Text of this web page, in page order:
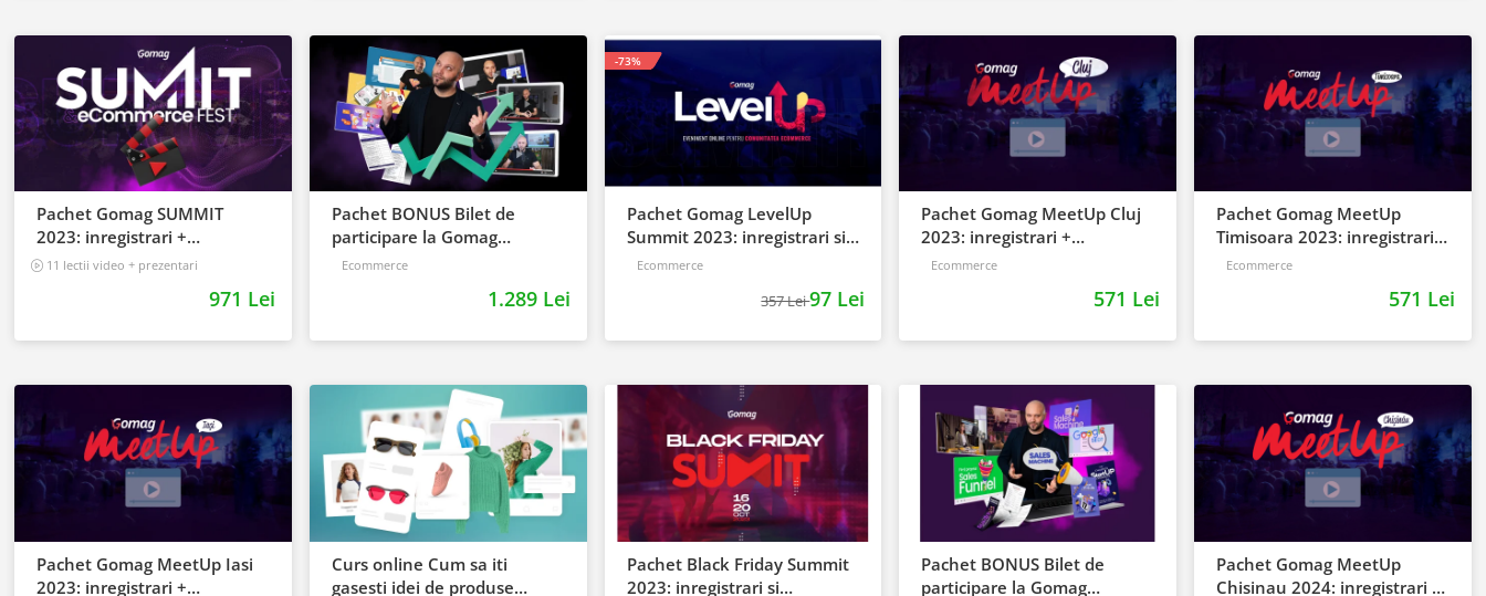
Pachet Gomag SUMMIT
2023: inregistrari +
prezentari
11 lectii video + prezentari
971 Lei
Pachet BONUS Bilet de
participare la Gomag
MeetUp 2023
Ecommerce
1.289 Lei
Pachet Gomag LevelUp
Summit 2023: inregistrari si
materiale BONUS
Ecommerce
357 Lei97 Lei
-73%
Pachet Gomag MeetUp Cluj
2023: inregistrari +
prezentari
Ecommerce
571 Lei
Pachet Gomag MeetUp
Timisoara 2023: inregistrari +
prezentari
Ecommerce
571 Lei
Pachet Gomag MeetUp Iasi
2023: inregistrari +
Curs online Cum sa iti
gasesti idei de produse
Pachet Black Friday Summit
2023: inregistrari si
Pachet BONUS Bilet de
participare la Gomag
Pachet Gomag MeetUp
Chisinau 2024: inregistrari +